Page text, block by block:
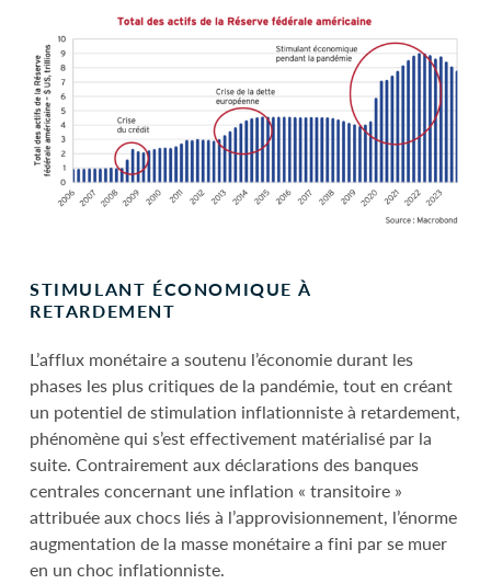
STIMULANT ÉCONOMIQUE À
RETARDEMENT
L’afflux monétaire a soutenu l’économie durant les
phases les plus critiques de la pandémie, tout en créant
un potentiel de stimulation inflationniste à retardement,
phénomène qui s’est effectivement matérialisé par la
suite. Contrairement aux déclarations des banques
centrales concernant une inflation « transitoire »
attribuée aux chocs liés à l’approvisionnement, l’énorme
augmentation de la masse monétaire a fini par se muer
en un choc inflationniste.